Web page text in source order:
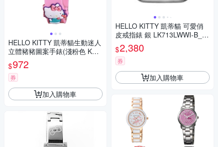
HELLO KITTY 凱蒂貓生動迷人
立體豬豬圖案手錶(淺粉色 KT0
77LWPP1)
$972
券
加入購物車
HELLO KITTY 凱蒂貓 可愛俏
皮戒指錶 銀 LK713LWWI-B_20
mm
$2,380
券
加入購物車